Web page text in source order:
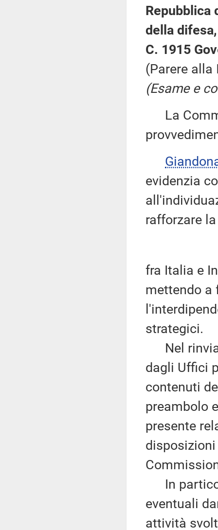
Repubblica
della
C. 1915
(Parere alla
(Esame e
La
evidenzia
rafforzare
fra Italia e
mettendo a
strategici.
Nel
dagli Uffici
contenuti
preambolo
presente
In
eventuali
attività